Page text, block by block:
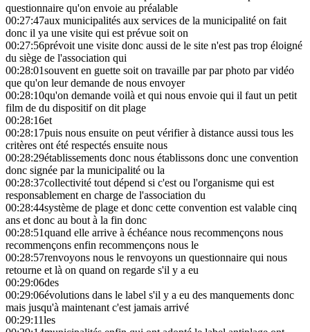
questionnaire qu'on envoie au préalable
00:27:47aux municipalités aux services de la municipalité on fait
donc il ya une visite qui est prévue soit on
00:27:56prévoit une visite donc aussi de le site n'est pas trop éloigné
du siège de l'association qui
00:28:01souvent en guette soit on travaille par par photo par vidéo
que qu'on leur demande de nous envoyer
00:28:10qu'on demande voilà et qui nous envoie qui il faut un petit
film de du dispositif on dit plage
00:28:16et
00:28:17puis nous ensuite on peut vérifier à distance aussi tous les
critères ont été respectés ensuite nous
00:28:29établissements donc nous établissons donc une convention
donc signée par la municipalité ou la
00:28:37collectivité tout dépend si c'est ou l'organisme qui est
responsablement en charge de l'association du
00:28:44système de plage et donc cette convention est valable cinq
ans et donc au bout à la fin donc
00:28:51quand elle arrive à échéance nous recommençons nous
recommençons enfin recommençons nous le
00:28:57renvoyons nous le renvoyons un questionnaire qui nous
retourne et là on quand on regarde s'il y a eu
00:29:06des
00:29:06évolutions dans le label s'il y a eu des manquements donc
mais jusqu'à maintenant c'est jamais arrivé
00:29:11les